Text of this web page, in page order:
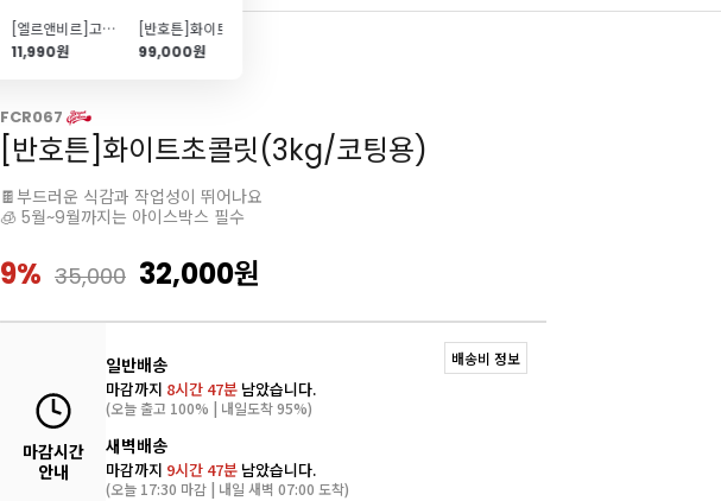
[엘르앤비르]고메버터(500g)
11,990원
99,000원
FCR067
[반호튼]화이트초콜릿(3kg/코팅용)
🍫부드러운 식감과 작업성이 뛰어나요
🧊 5월~9월까지는 아이스박스 필수
9% 35,000 32,000원
마감시간
안내
일반배송
마감까지 8시간 47분 남았습니다.
(오늘 출고 100% | 내일도착 95%)
새벽배송
마감까지 9시간 47분 남았습니다.
(오늘 17:30 마감 | 내일 새벽 07:00 도착)
배송비 정보